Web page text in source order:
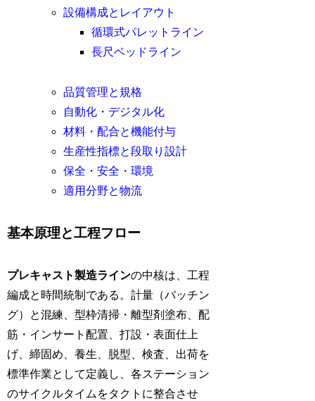
設備構成とレイアウト
循環式パレットライン
長尺ベッドライン
品質管理と規格
自動化・デジタル化
材料・配合と機能付与
生産性指標と段取り設計
保全・安全・環境
適用分野と物流
基本原理と工程フロー
プレキャスト製造ラインの中核は、工程
編成と時間統制である。計量（バッチン
グ）と混練、型枠清掃・離型剤塗布、配
筋・インサート配置、打設・表面仕上
げ、締固め、養生、脱型、検査、出荷を
標準作業として定義し、各ステーション
のサイクルタイムをタクトに整合させ